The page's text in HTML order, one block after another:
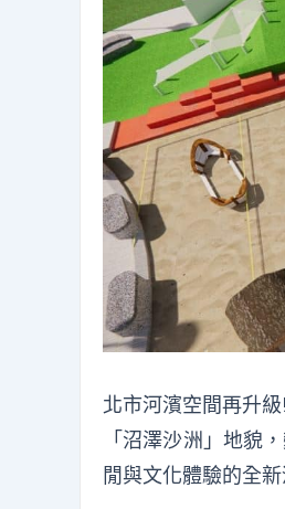
北市河濱空間再升
「沼澤沙洲」地貌
閒與文化體驗的全新